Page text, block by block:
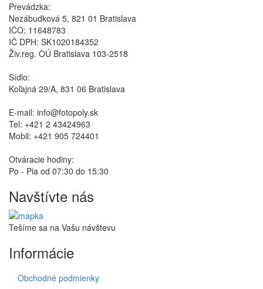
Prevádzka:
Nezábudková 5, 821 01 Bratislava
IČO: 11648783
IČ DPH: SK1020184352
Živ.reg. OÚ Bratislava 103-2518
Sídlo:
Koľajná 29/A, 831 06 Bratislava
E-mail: info@fotopoly.sk
Tel: +421 2 43424963
Mobil: +421 905 724401
Otváracie hodiny:
Po - Pia od 07:30 do 15:30
Navštívte nás
Tešíme sa na Vašu návštevu
Informácie
Obchodné podmienky